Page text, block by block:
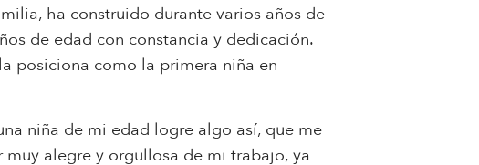
ha construido durante varios años de
de edad con constancia y dedicación.
posiciona como la primera niña en
niña de mi edad logre algo así, que me
alegre y orgullosa de mi trabajo, ya